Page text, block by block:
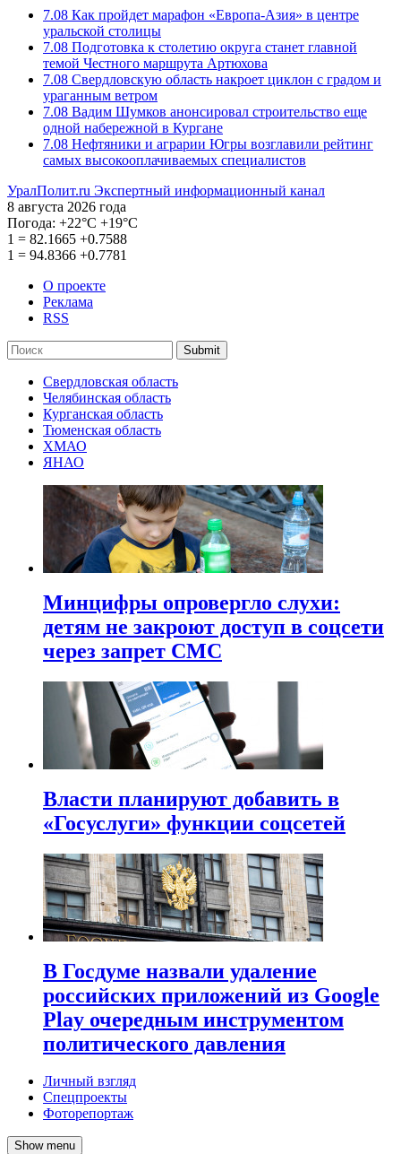
7.08 Как пройдет марафон «Европа-Азия» в центре
уральской столицы
7.08 Подготовка к столетию округа станет главной
темой Честного маршрута Артюхова
7.08 Свердловскую область накроет циклон с градом и
ураганным ветром
7.08 Вадим Шумков анонсировал строительство еще
одной набережной в Кургане
7.08 Нефтяники и аграрии Югры возглавили рейтинг
самых высокооплачиваемых специалистов
УралПолит.ru Экспертный информационный канал
8 августа 2026 года
Погода: +22°С +19°С
1 = 82.1665 +0.7588
1 = 94.8366 +0.7781
О проекте
Реклама
RSS
Submit
Свердловская область
Челябинская область
Курганская область
Тюменская область
ХМАО
ЯНАО
Минцифры опровергло слухи:
детям не закроют доступ в соцсети
через запрет СМС
Власти планируют добавить в
«Госуслуги» функции соцсетей
В Госдуме назвали удаление
российских приложений из Google
Play очередным инструментом
политического давления
Личный взгляд
Спецпроекты
Фоторепортаж
Show menu